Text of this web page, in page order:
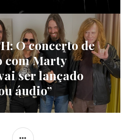
O concerto de
com Marty
ser lançado
áudio”
SIDEBAR